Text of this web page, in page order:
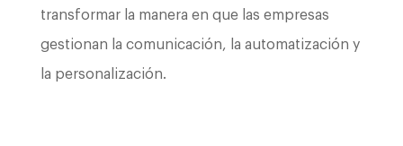
transformar la manera en que las empresas
gestionan la comunicación, la automatización y
la personalización.